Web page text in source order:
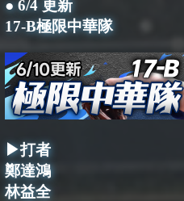
● 6/4 更新
17-B極限中華隊
▶打者
鄭達鴻
林益全